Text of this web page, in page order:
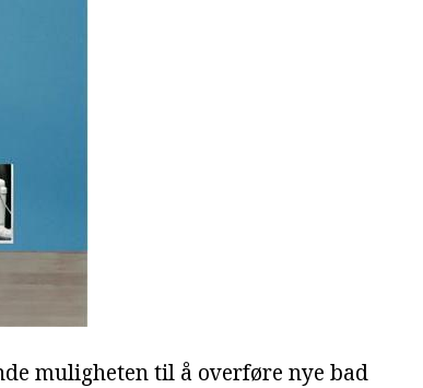
muligheten til å overføre nye bad